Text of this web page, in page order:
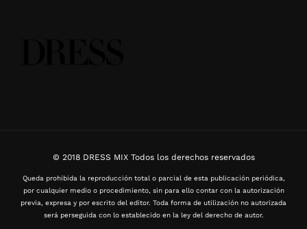
© 2018 DRESS MIX Todos los derechos reservados
Queda prohibida la reproducción total o parcial de esta publicación periódica,
por cualquier medio o procedimiento, sin para ello contar con la autorización
previa, expresa y por escrito del editor. Toda forma de utilización no autorizada
será perseguida con lo establecido en la ley del derecho de autor.